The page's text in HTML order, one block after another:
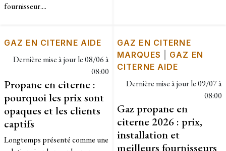
fournisseur....
GAZ EN CITERNE AIDE
Dernière mise à jour le08/06 à
08:00
Propane en citerne :
pourquoi les prix sont
opaques et les clients
captifs
Longtemps présenté comme une
GAZ EN CITERNE
MARQUES
GAZ EN
CITERNE AIDE
Dernière mise à jour le09/07 à
08:00
Gaz propane en
citerne 2026 : prix,
installation et
meilleurs fournisseurs